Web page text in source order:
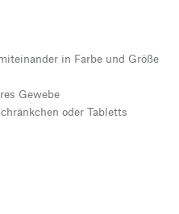
in Farbe und Größe
Gewebe
oder Tabletts